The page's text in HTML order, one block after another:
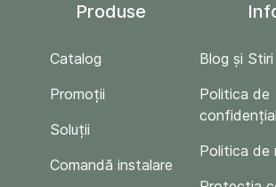
Produse
Catalog
Promoții
Soluții
Comandă instalare
Blog și Stiri
Politica de
Politica de